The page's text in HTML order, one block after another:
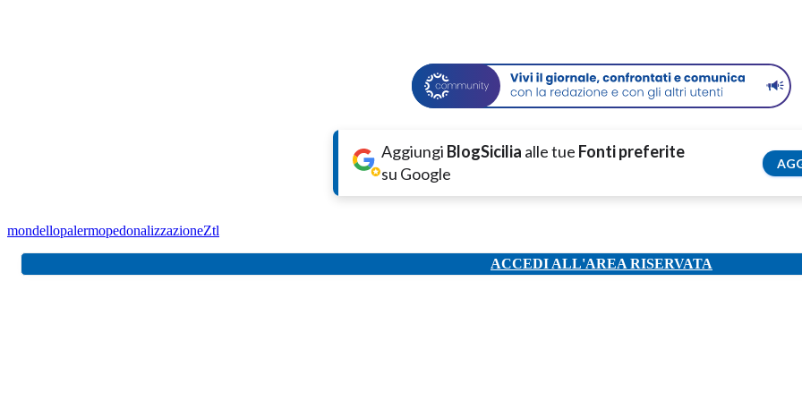
Aggiungi BlogSicilia alle tue Fonti preferite
su Google
mondellopalermopedonalizzazioneZtl
ACCEDI ALL'AREA RISERVATA